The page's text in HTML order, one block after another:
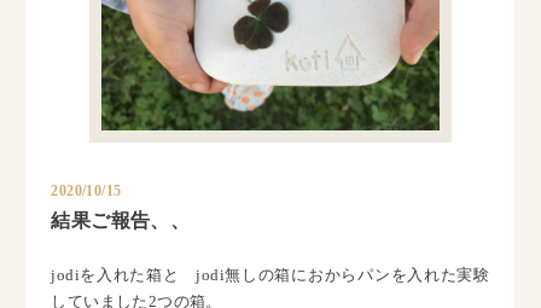
2020/10/15
結果ご報告、、
jodiを入れた箱と jodi無しの箱におからパンを入れた実験
していました2つの箱。